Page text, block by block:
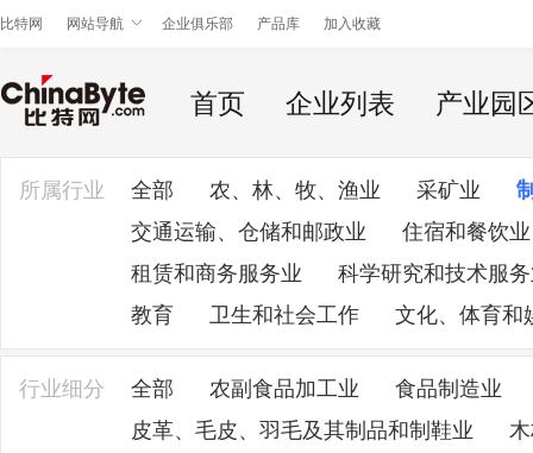
比特网 网站导航 企业俱乐部 产品库 加入收藏
首页 企业列表 产业园
所属行业 全部 农、林、牧、渔业 采矿业
交通运输、仓储和邮政业
住宿和餐饮业
租赁和商务服务业
科学研究和技术服
教育
卫生和社会工作 文化、体育和
行业细分 全部 农副食品加工业
食品制造业
皮革、毛皮、羽毛及其制品和制鞋业